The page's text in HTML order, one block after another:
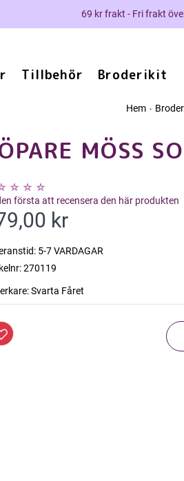
69 kr frakt - Fri frakt
Tillbehör Broderikit
Hem
MÖSS
första att recensera den här produkten
kr
5-7 VARDAGAR
270119
Svarta Fåret